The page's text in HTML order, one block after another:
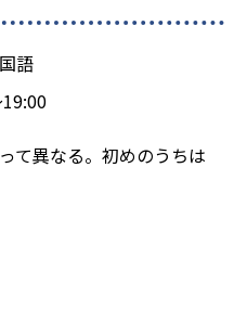
語
て異なる。初めのうちは